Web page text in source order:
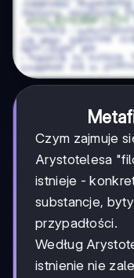
Czym zajmuje
Arystotelesa
istnieje -
substancje,
przypadłości.
Według
istnienie nie